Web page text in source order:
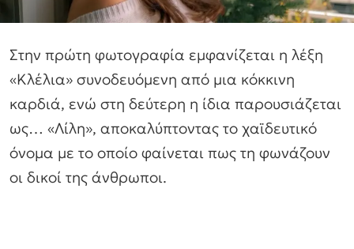
Στην πρώτη φωτογραφία εμφανίζεται η λέξη
«Κλέλια» συνοδευόμενη από μια κόκκινη
καρδιά, ενώ στη δεύτερη η ίδια παρουσιάζεται
ως… «Λίλη», αποκαλύπτοντας το χαϊδευτικό
όνομα με το οποίο φαίνεται πως τη φωνάζουν
οι δικοί της άνθρωποι.